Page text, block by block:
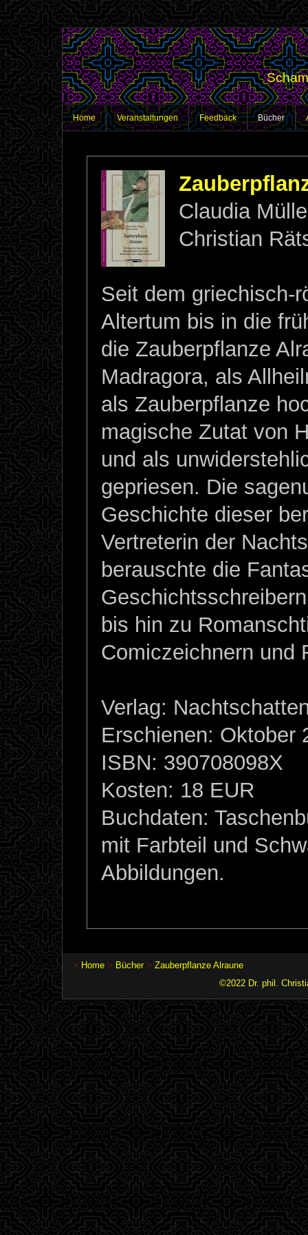
Home Veranstaltungen Feedback Bücher
Claudia
Christian
Seit dem griechisch-
Altertum bis in die
die Zauberpflanze
Madragora, als
als Zauberpflanze
magische Zutat von
und als
gepriesen. Die
Geschichte dieser
Vertreterin der
berauschte die
bis hin zu
Comiczeichnern und
Verlag:
Erschienen: Oktober
ISBN: 390708098X
Kosten: 18 EUR
Buchdaten:
mit Farbteil und
Abbildungen.
> Home > Bücher > Zauberpflanze Alraune
©2022 Dr. phil.